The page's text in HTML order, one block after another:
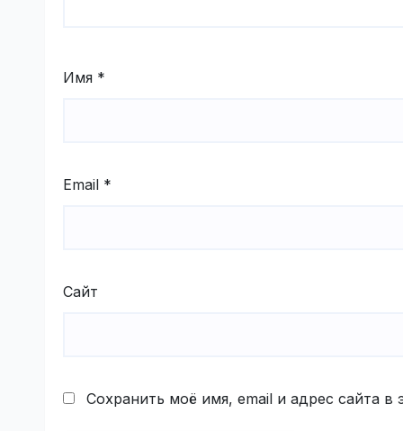
Имя *
Email *
Сайт
Сохранить моё имя, email и адрес сайта